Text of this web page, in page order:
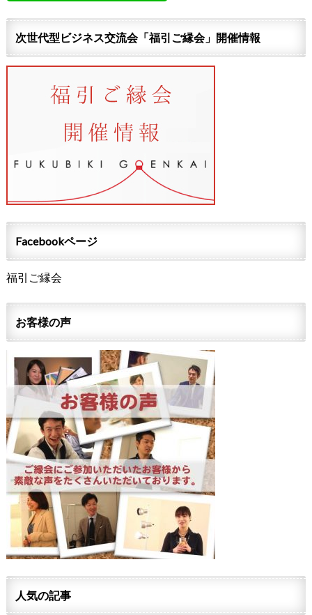
次世代型ビジネス交流会「福引ご縁会」開催情報
Facebookページ
福引ご縁会
お客様の声
人気の記事